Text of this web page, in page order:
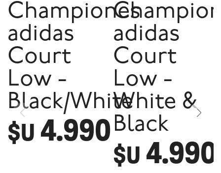
Championes
adidas
Court
Low -
Black/White
$U 4.990
adidas
Court
Low -
White &
Black
$U 4.990